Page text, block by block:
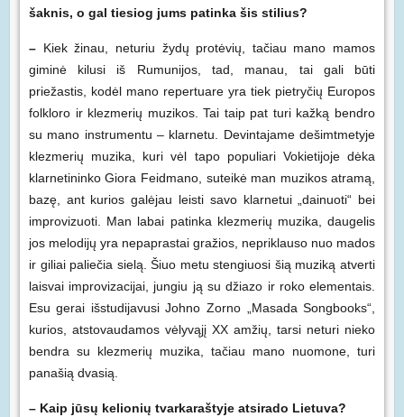
šaknis, o gal tiesiog jums patinka šis stilius?
– Kiek žinau, neturiu žydų protėvių, tačiau mano mamos
giminė kilusi iš Rumunijos, tad, manau, tai gali būti
priežastis, kodėl mano repertuare yra tiek pietryčių Europos
folkloro ir klezmerių muzikos. Tai taip pat turi kažką bendro
su mano instrumentu – klarnetu. Devintajame dešimtmetyje
klezmerių muzika, kuri vėl tapo populiari Vokietijoje dėka
klarnetininko Giora Feidmano, suteikė man muzikos atramą,
bazę, ant kurios galėjau leisti savo klarnetui „dainuoti“ bei
improvizuoti. Man labai patinka klezmerių muzika, daugelis
jos melodijų yra nepaprastai gražios, nepriklauso nuo mados
ir giliai paliečia sielą. Šiuo metu stengiuosi šią muziką atverti
laisvai improvizacijai, jungiu ją su džiazo ir roko elementais.
Esu gerai išstudijavusi Johno Zorno „Masada Songbooks“,
kurios, atstovaudamos vėlyvąjį XX amžių, tarsi neturi nieko
bendra su klezmerių muzika, tačiau mano nuomone, turi
panašią dvasią.
– Kaip jūsų kelionių tvarkaraštyje atsirado Lietuva?